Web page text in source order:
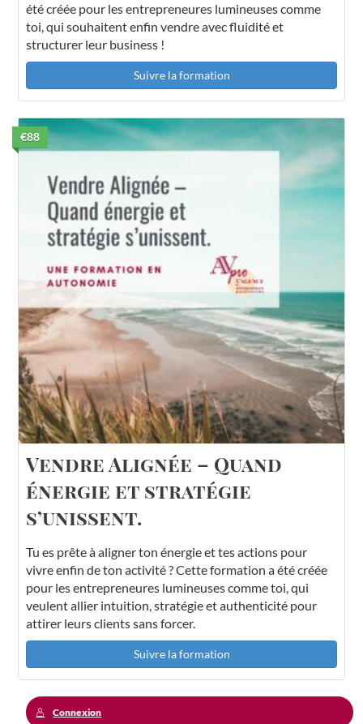
été créée pour les entrepreneures lumineuses comme
toi, qui souhaitent enfin vendre avec fluidité et
structurer leur business !
Suivre la formation
€88
Vendre Alignée – Quand
énergie et stratégie
s’unissent.
Tu es prête à aligner ton énergie et tes actions pour
vivre enfin de ton activité ? Cette formation a été créée
pour les entrepreneures lumineuses comme toi, qui
veulent allier intuition, stratégie et authenticité pour
attirer leurs clients sans forcer.
Suivre la formation
Connexion